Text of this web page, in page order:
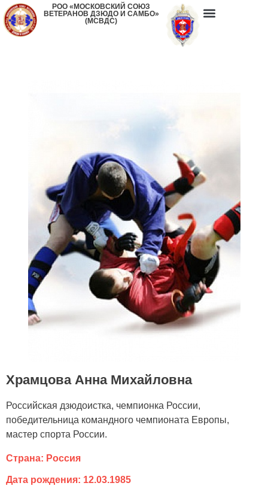
РОО «МОСКОВСКИЙ СОЮЗ
ВЕТЕРАНОВ ДЗЮДО И САМБО»
(МСВДС)
Храмцова Анна Михайловна
Российская дзюдоистка, чемпионка России,
победительница командного чемпионата Европы,
мастер спорта России.
Страна: Россия
Дата рождения: 12.03.1985